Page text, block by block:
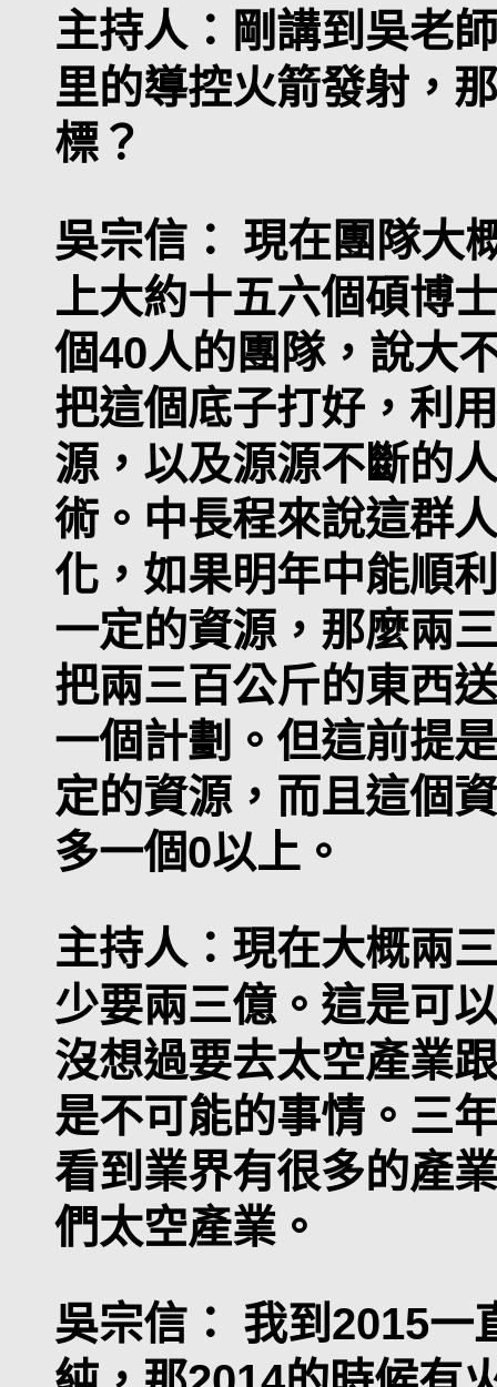
主持人： 剛講到吳老
里的導控火箭發射，
標？
吳宗信： 現在團隊大
上大約十五六個碩博
個40人的團隊，說大
把這個底子打好，利
源，以及源源不斷的
術。中長程來說這群
化，如果明年中能順
一定的資源，那麼兩
把兩三百公斤的東西
一個計劃。但這前提
定的資源，而且這個
多一個0以上。
主持人： 現在大概兩
少要兩三億。這是可
沒想過要去太空產業
是不可能的事情。三
看到業界有很多的產
們太空產業。
吳宗信： 我到2015一